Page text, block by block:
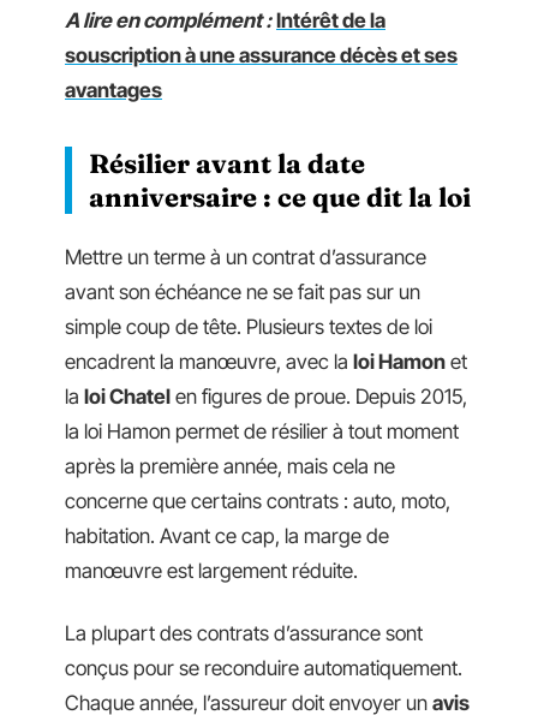
A lire en complément : Intérêt de la
souscription à une assurance décès et ses
avantages
Résilier avant la date
anniversaire : ce que dit la loi
Mettre un terme à un contrat d’assurance
avant son échéance ne se fait pas sur un
simple coup de tête. Plusieurs textes de loi
encadrent la manœuvre, avec la loi Hamon et
la loi Chatel en figures de proue. Depuis 2015,
la loi Hamon permet de résilier à tout moment
après la première année, mais cela ne
concerne que certains contrats : auto, moto,
habitation. Avant ce cap, la marge de
manœuvre est largement réduite.
La plupart des contrats d’assurance sont
conçus pour se reconduire automatiquement.
Chaque année, l’assureur doit envoyer un avis